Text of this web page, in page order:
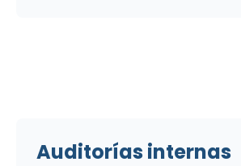
Auditorías internas